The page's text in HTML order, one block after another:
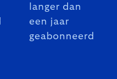
langer dan
een jaar
geabonneerd